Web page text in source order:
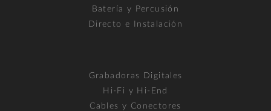
Batería y Percusión
Directo e Instalación
Grabadoras Digitales
Hi-Fi y Hi-End
Cables y Conectores